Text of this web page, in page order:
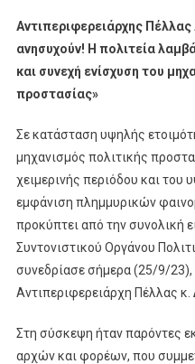
Αντιπεριφερειάρχης
ανησυχούν! Η πολιτεία
και συνεχή ενίσχυση του
προστασίας»
Σε κατάσταση υψηλής
μηχανισμός πολιτικής
χειμερινής περιόδου και του
εμφάνιση πλημμυρικών
προκύπτει από την συνολική
Συντονιστικού Οργάνου
συνεδρίασε σήμερα (25/9/23),
Αντιπεριφερειάρχη Πέλλας κ.
Στη σύσκεψη ήταν παρόντες
αρχών και φορέων, που